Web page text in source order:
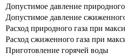
Допустимое давление
Допустимое давление
Расход природного газа при
Расход сжиженного газа при
Приготовление горячей воды